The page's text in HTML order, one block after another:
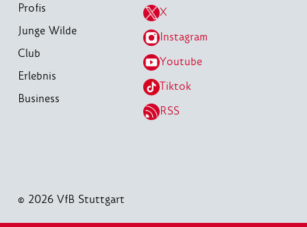
Profis
Junge Wilde
Club
Erlebnis
Business
X
Instagram
Youtube
Tiktok
RSS
© 2026 VfB Stuttgart